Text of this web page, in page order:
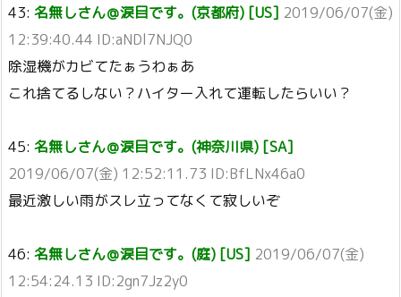
43: 名無しさん＠涙目です。(京都府) [US] 2019/06/07(金)
12:39:40.44 ID:aNDl7NJQ0
除湿機がカビてたぁうわぁあ
これ捨てるしない？ハイター入れて運転したらいい？
45: 名無しさん＠涙目です。(神奈川県) [SA]
2019/06/07(金) 12:52:11.73 ID:BfLNx46a0
最近激しい雨がスレ立ってなくて寂しいぞ
46: 名無しさん＠涙目です。(庭) [US] 2019/06/07(金)
12:54:24.13 ID:2gn7Jz2y0